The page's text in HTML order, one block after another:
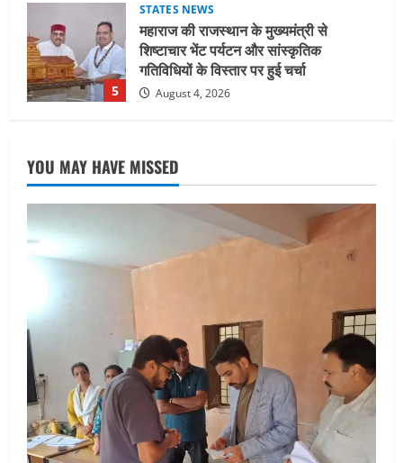
5
महाराज की राजस्थान के मुख्यमंत्री से
शिष्टाचार भेंट पर्यटन और सांस्कृतिक
गतिविधियों के विस्तार पर हुई चर्चा
August 4, 2026
1
निरीक्षण कर एसआईआर आपत्ति निस्तारण
शिविर की व्यवस्थाओं का लिया जायजा
August 6, 2026
UTTARAKHAND NEWS
तीलू रौतेली पुरस्कार के लिए 13 वीरांगनाओं का
चयन : रेखा आर्या
3
UTTARAKHAND NEWS
मिस उत्तराखंड 2026 के सब-कॉन्टेस्ट ‘मिस
ब्यूटीफुल आइज़’ एवं ‘मिस ब्यूटीफुल हेयर’ का
आयोजन
August 5, 2026
UTTARAKHAND NEWS
YOU MAY HAVE MISSED